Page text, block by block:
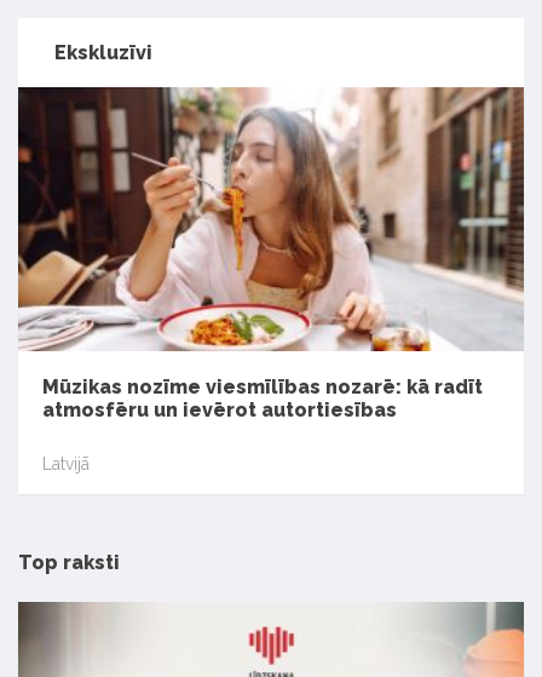
Ekskluzīvi
Mūzikas nozīme viesmīlības nozarē: kā radīt
atmosfēru un ievērot autortiesības
Latvijā
Top raksti